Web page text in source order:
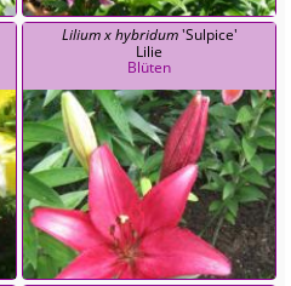
Lilium x hybridum'Sulpice'
Lilie
Blüten